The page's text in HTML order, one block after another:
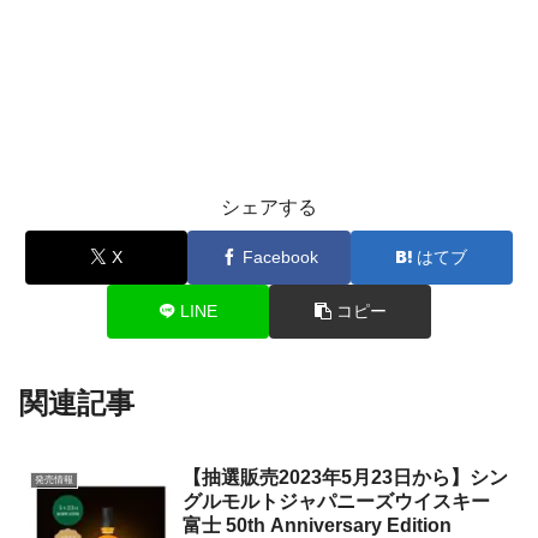
シェアする
X Facebook はてブ
LINE コピー
関連記事
発売情報
【抽選販売2023年5月23日から】シン
グルモルトジャパニーズウイスキー
富士 50th Anniversary Edition